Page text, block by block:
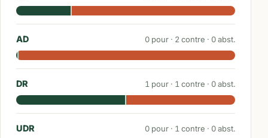
AD 0 pour · 2 contre · 0abst.
DR 1 pour · 1 contre · 0abst.
UDR 0 pour · 1 contre · 0abst.